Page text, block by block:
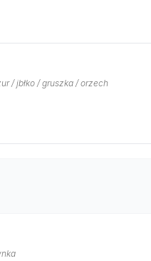
/ jbłko / gruszka / orzech